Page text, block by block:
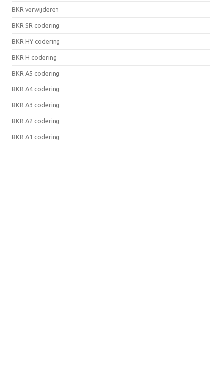
BKR verwijderen
BKR SR codering
BKR HY codering
BKR H codering
BKR A5 codering
BKR A4 codering
BKR A3 codering
BKR A2 codering
BKR A1 codering